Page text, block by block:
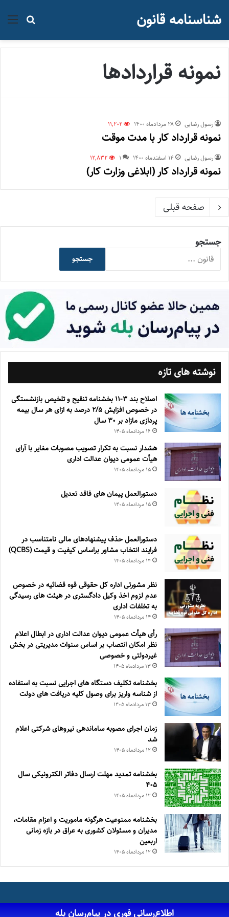
جستجو شناسنامه قانون
نمونه قراردادها
رسول رضایی ۲۸ مرداد‌ماه ۱۴۰۰ 11,202
نمونه قرارداد کار با مدت موقت
رسول رضایی ۱۴ اسفند‌ماه ۱۴۰۰ 1
12,832
نمونه قرارداد کار (ابلاغی وزارت کار)
صفحه قبلی
جستجو
جستجو
نوشته های تازه
اصلاح بند ۳‏-۱۱ بخشنامه تنقیح و تلخیص بازنشستگی
در خصوص افزایش ۵‏‏‏‏‏‏‏‏‏/۲ درصد به ازای هر سال بیمه
پردازی مازاد بر ۳۰‏ سال
۱۶ مرداد‌ماه ۱۴۰۵
هشدار نسبت به تکرار تصویب مصوبات مغایر با آرای
هیأت عمومی دیوان عدالت اداری
۱۵ مرداد‌ماه ۱۴۰۵
دستورالعمل پیمان های فاقد تعدیل
۱۵ مرداد‌ماه ۱۴۰۵
دستورالعمل حذف پيشنهادهای مالی نامتناسب در
فرايند انتخاب مشاور براساس كيفيت و قيمت (QCBS)
۱۴ مرداد‌ماه ۱۴۰۵
نظر مشورتی اداره کل حقوقی قوه قضائیه در خصوص
عدم لزوم اخذ وکیل دادگستری در هیئت های رسیدگی
به تخلفات اداری
۱۴ مرداد‌ماه ۱۴۰۵
رأی هیأت عمومی دیوان عدالت اداری در ابطال اعلام
نظر امکان انتصاب بر اساس سنوات مدیریتی در بخش
غیردولتی و خصوصی
۱۳ مرداد‌ماه ۱۴۰۵
بخشنامه تکلیف دستگاه های اجرایی نسبت به استفاده
از شناسه واریز برای وصول کلیه دریافت های دولت
۱۳ مرداد‌ماه ۱۴۰۵
زمان اجرای مصوبه ساماندهی نیروهای شرکتی اعلام
شد
۱۲ مرداد‌ماه ۱۴۰۵
بخشنامه تمدید مهلت ارسال دفاتر الکترونیکی سال
۴۰۵
۱۲ مرداد‌ماه ۱۴۰۵
بخشنامه ممنوعیت هرگونه ماموریت و اعزام مقامات،
مدیران و مسئولان کشوری به عراق در بازه زمانی
اربعین
۱۲ مرداد‌ماه ۱۴۰۵
اطلاع‌رسانی فوری در پیام‌رسان بله